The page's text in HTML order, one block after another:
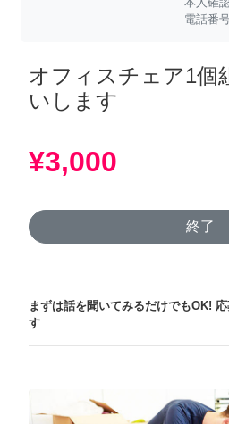
電話番
オフィスチェア1個
いします
¥3,000
終了
まずは話を聞いてみるだけでもOK!
す